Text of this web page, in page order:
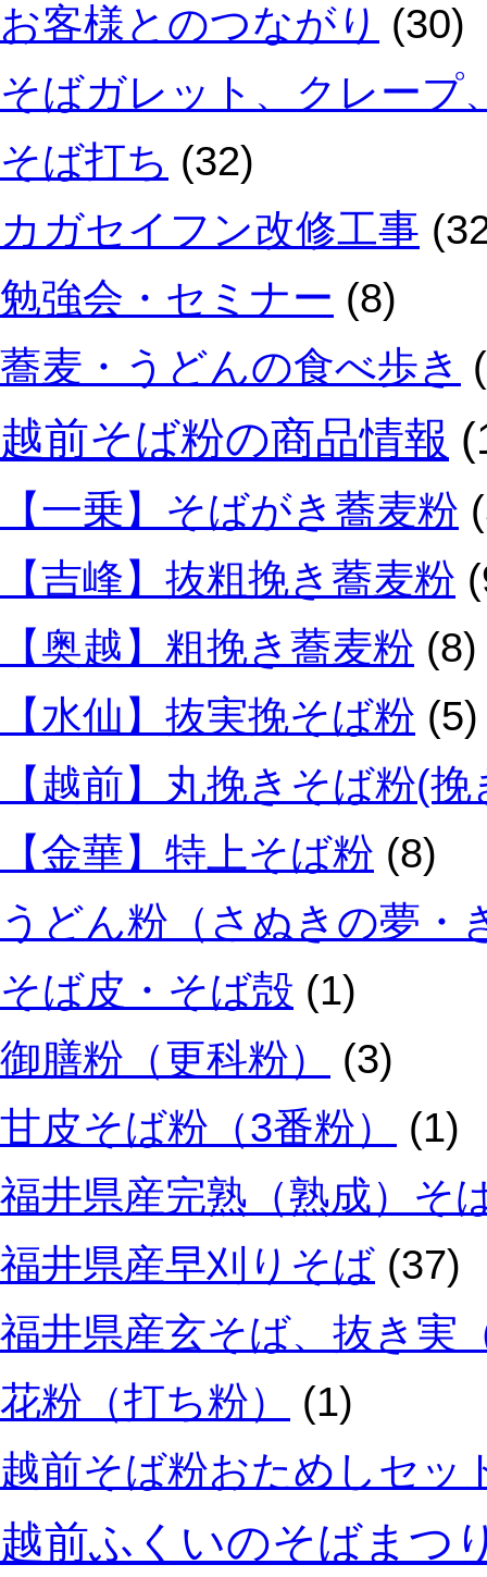
お客様とのつながり (30)
そばガレット、クレープ
そば打ち (32)
カガセイフン改修工事
勉強会・セミナー (8)
蕎麦・うどんの食べ歩き
越前そば粉の商品情報
【一乗】そばがき蕎麦粉
【吉峰】抜粗挽き蕎麦粉
【奥越】粗挽き蕎麦粉 (8)
【水仙】抜実挽そば粉 (5)
【越前】丸挽きそば粉(
【金華】特上そば粉 (8)
うどん粉（さぬきの夢・
そば皮・そば殻 (1)
御膳粉（更科粉）
(3)
甘皮そば粉（3番粉）
(1)
福井県産完熟（熟成）そ
福井県産早刈りそば (37)
福井県産玄そば、抜き実
花粉（打ち粉）
(1)
越前そば粉おためしセッ
越前ふくいのそばまつ